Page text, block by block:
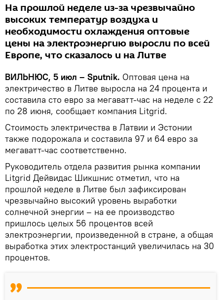
На прошлой неделе из-за чрезвычайно
высоких температур воздуха и
необходимости охлаждения оптовые
цены на электроэнергию выросли по всей
Европе, что сказалось и на Литве
ВИЛЬНЮС, 5 июл – Sputnik. Оптовая цена на
электричество в Литве выросла на 24 процента и
составила сто евро за мегаватт-час на неделе с 22
по 28 июня, сообщает компания Litgrid.
Стоимость электричества в Латвии и Эстонии
также подорожала и составила 97 и 64 евро за
мегаватт-час соответственно.
Руководитель отдела развития рынка компании
Litgrid Дейвидас Шикшнис отметил, что на
прошлой неделе в Литве был зафиксирован
чрезвычайно высокий уровень выработки
солнечной энергии – на ее производство
пришлось целых 56 процентов всей
электроэнергии, произведенной в стране, а общая
выработка этих электростанций увеличилась на 30
процентов.